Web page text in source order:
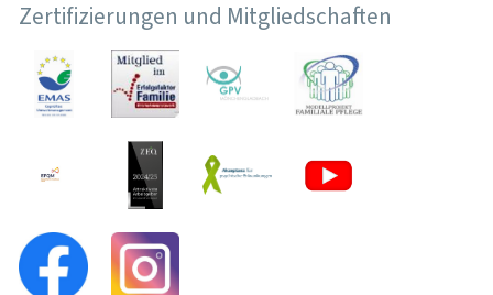
Zertifizierungen und Mitgliedschaften